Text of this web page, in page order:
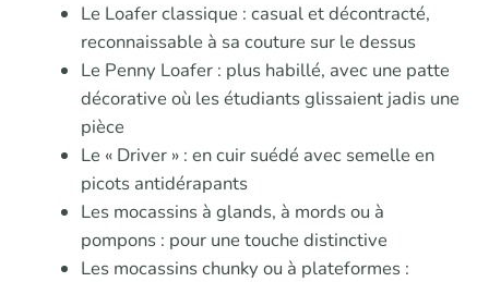
Le Loafer classique : casual et décontracté,
reconnaissable à sa couture sur le dessus
Le Penny Loafer : plus habillé, avec une patte
décorative où les étudiants glissaient jadis une
pièce
Le « Driver » : en cuir suédé avec semelle en
picots antidérapants
Les mocassins à glands, à mords ou à
pompons : pour une touche distinctive
Les mocassins chunky ou à plateformes :